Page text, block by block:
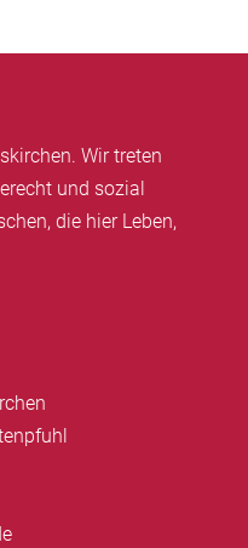
Wir treten
und sozial
die hier Leben,